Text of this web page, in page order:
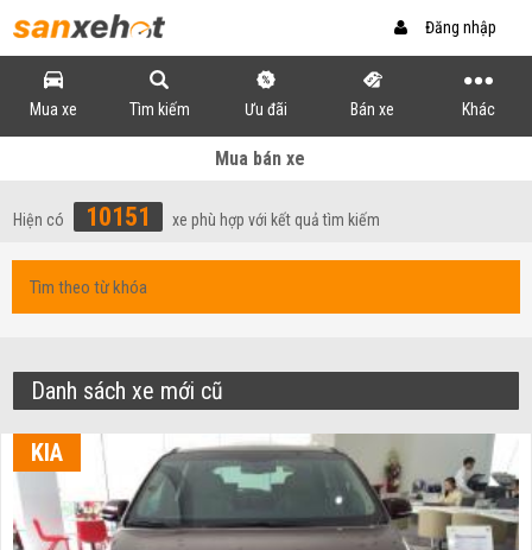
Đăng nhập
Mua xe Tìm kiếm Ưu đãi Bán xe Khác
Mua bán xe
Hiện có 10151 xe phù hợp với kết quả tìm kiếm
Danh sách xe mới cũ
KIA